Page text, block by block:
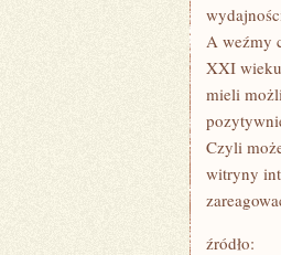
A weźmy
XXI
mieli
Czyli
witryny
źródło: